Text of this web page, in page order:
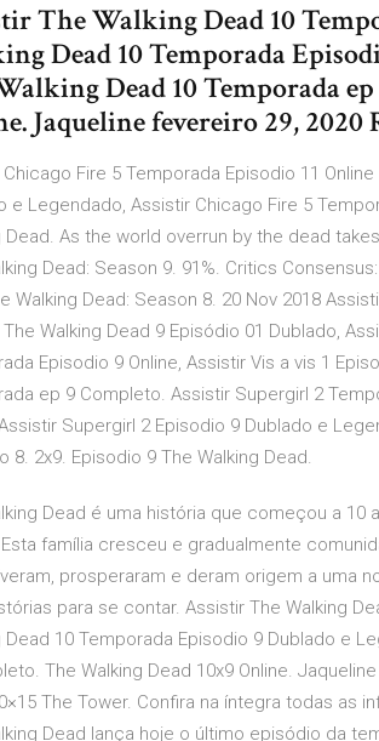
The Walking Dead 10
Dead 10 Temporada
Dead 10 Temporada
Jaqueline fevereiro 29, 2020
Fire 5 Temporada Episodio 11
e Legendado, Assistir Chicago Fire 5
Dead. As the world overrun by the dead
Dead: Season 9. 91%. Critics
Walking Dead: Season 8. 20 Nov 2018
Walking Dead 9 Episódio 01 Dublado,
Episodio 9 Online, Assistir Vis a vis 1
ep 9 Completo. Assistir Supergirl 2
Supergirl 2 Episodio 9 Dublado e
8. 2x9. Episodio 9 The Walking Dead.
Dead é uma história que começou a
família cresceu e gradualmente
prosperaram e deram origem a uma
para se contar. Assistir The Walking
Dead 10 Temporada Episodio 9 Dublado e
The Walking Dead 10x9 Online.
The Tower. Confira na íntegra todas as
Dead lança hoje o último episódio da